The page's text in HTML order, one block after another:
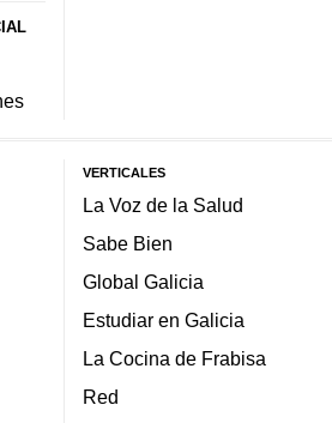
VERTICALES
La Voz de la Salud
Sabe Bien
Global Galicia
Estudiar en Galicia
La Cocina de Frabisa
Red